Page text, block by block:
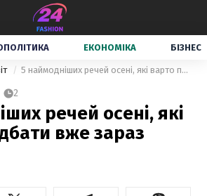
ЕКОНОМІКА БІЗНЕС
5 наймодніших речей осені, які варто придбати вже зараз
2
речей осені, які
вже зараз